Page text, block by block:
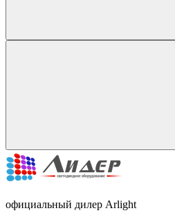
официальный дилер Arlight